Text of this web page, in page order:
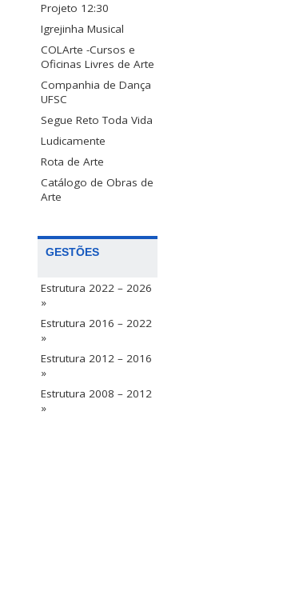
Projeto 12:30
Igrejinha Musical
COLArte -Cursos e
Oficinas Livres de Arte
Companhia de Dança
UFSC
Segue Reto Toda Vida
Ludicamente
Rota de Arte
Catálogo de Obras de
Arte
GESTÕES
Estrutura 2022 – 2026
»
Estrutura 2016 – 2022
»
Estrutura 2012 – 2016
»
Estrutura 2008 – 2012
»